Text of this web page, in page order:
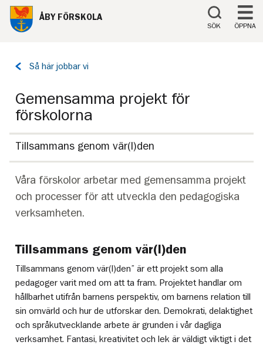
Till innehåll på sidan
ÅBY FÖRSKOLA
SÖK ÖPPNA
Tillbaka
Så här jobbar vi
Gemensamma projekt för
förskolorna
Tillsammans genom vär(l)den
Våra förskolor arbetar med gemensamma projekt
och processer för att utveckla den pedagogiska
verksamheten.
Tillsammans genom vär(l)den
Tillsammans genom vär(l)den” är ett projekt som alla
pedagoger varit med om att ta fram. Projektet handlar om
hållbarhet utifrån barnens perspektiv, om barnens relation till
sin omvärld och hur de utforskar den. Demokrati, delaktighet
och språkutvecklande arbete är grunden i vår dagliga
verksamhet. Fantasi, kreativitet och lek är väldigt viktigt i det